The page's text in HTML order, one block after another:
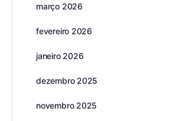
março 2026
fevereiro 2026
janeiro 2026
dezembro 2025
novembro 2025